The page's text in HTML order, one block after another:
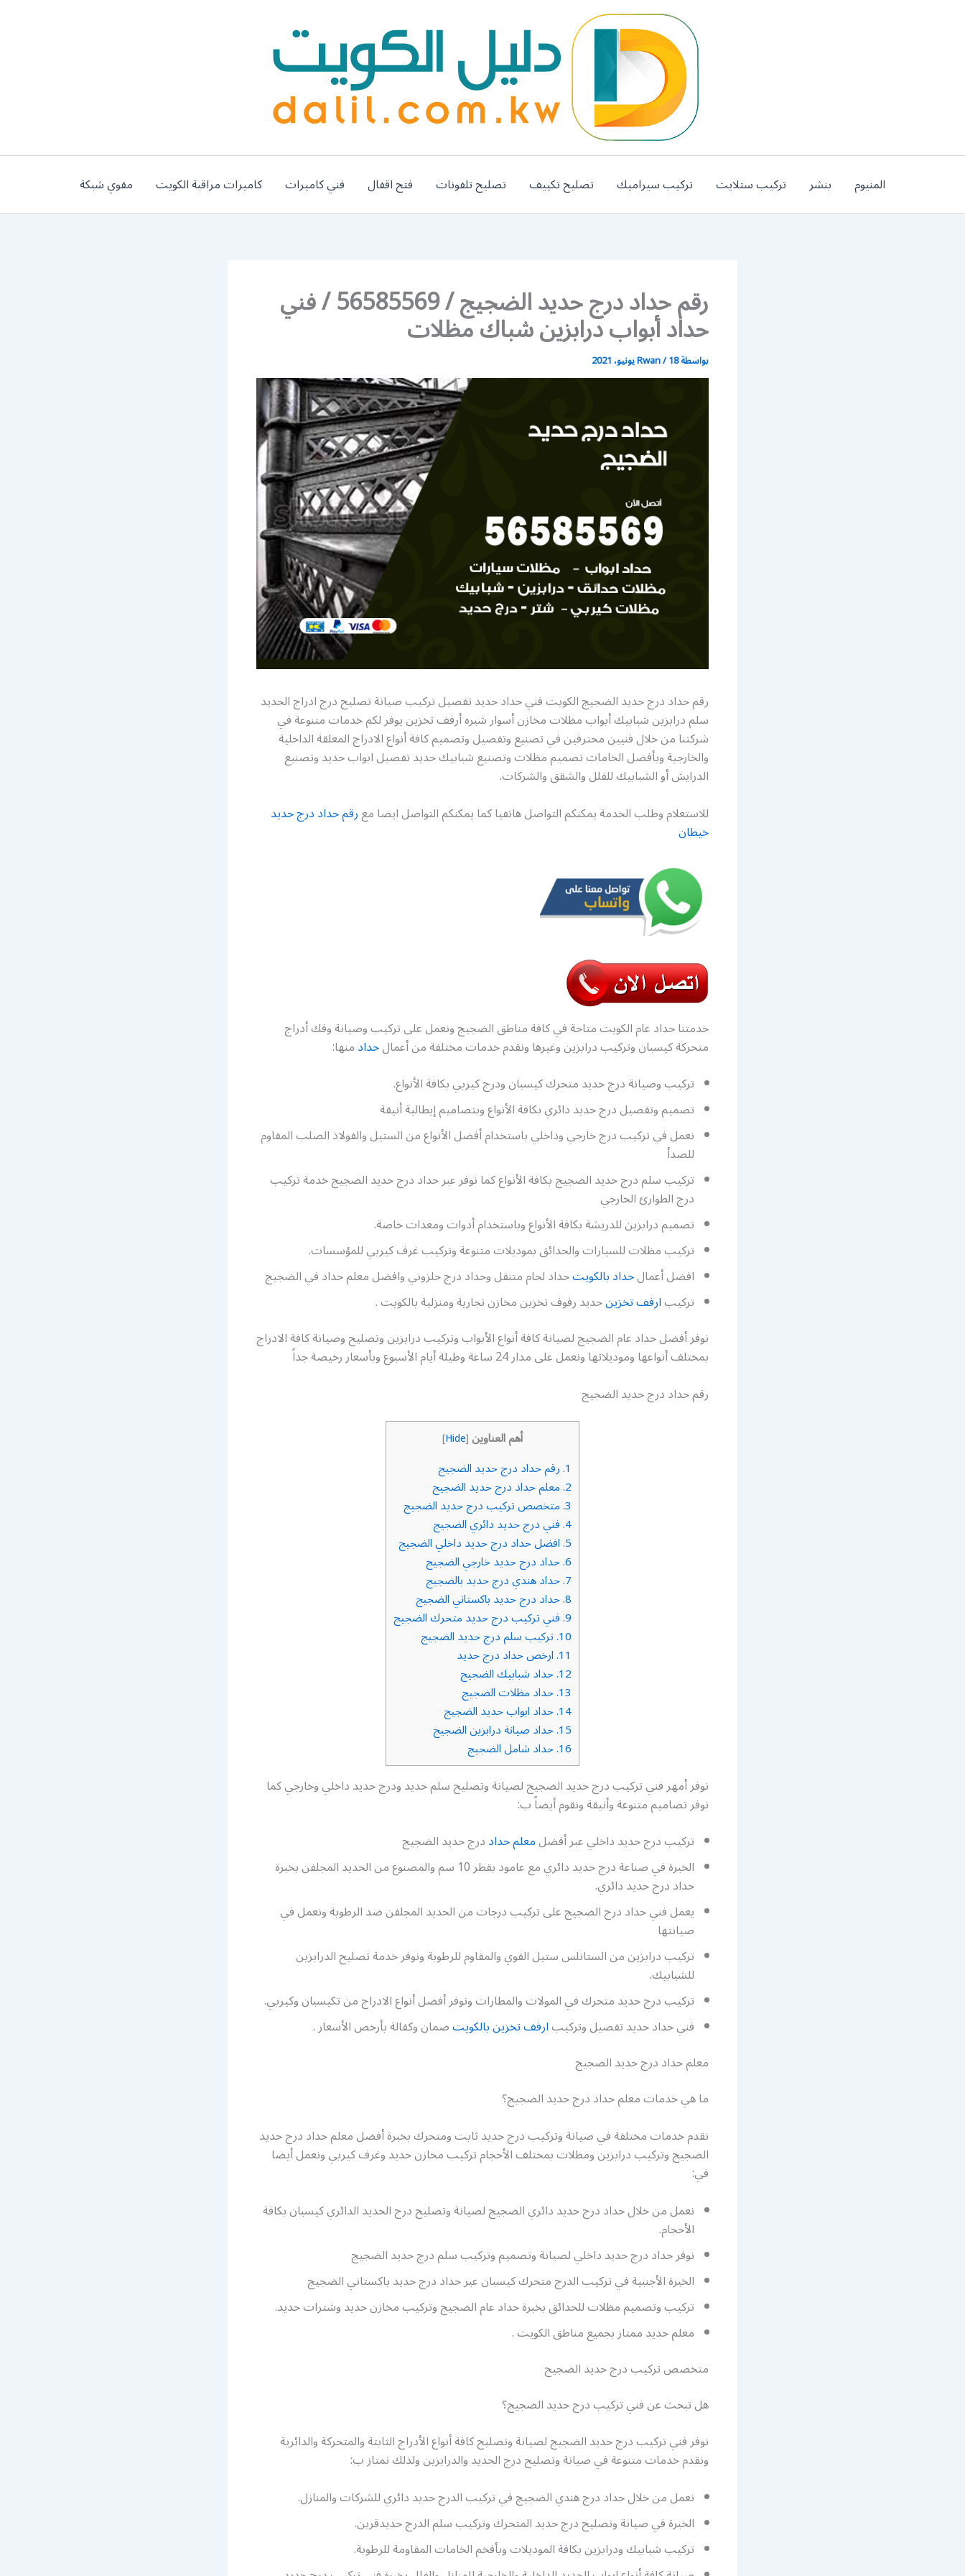
المنيوم بنشر تركيب ستلايت تركيب سيراميك تصليح تكييف تصليح تلفونات فتح اقفال فني كاميرات كاميرات مراقبة الكويت مقوي شبكة
رقم حداد درج حديد الضجيج / 56585569 / فني
حداد أبواب درابزين شباك مظلات
بواسطة Rwan/18 يونيو، 2021
رقم حداد درج حديد الضجيج الكويت فني حداد حديد تفصيل تركيب صيانة تصليح درج ادراج الحديد
سلم درابزين شبابيك أبواب مظلات مخازن أسوار شبره أرفف تخزين يوفر لكم خدمات متنوعة في
شركتنا من خلال فنيين محترفين في تصنيع وتفصيل وتصميم كافة أنواع الادراج المعلقة الداخلية
والخارجية وبأفضل الخامات تصميم مظلات وتصنيع شبابيك حديد تفصيل ابواب حديد وتصنيع
الدرايش أو الشبابيك للفلل والشقق والشركات.
للاستعلام وطلب الخدمة يمكنكم التواصل هاتفيا كما يمكنكم التواصل ايضا معرقم حداد درج حديد
خيطان
خدمتنا حداد عام الكويت متاحة في كافة مناطق الضجيج ونعمل على تركيب وصيانة وفك أدراج
متحركة كيسبان وتركيب درابزين وغيرها ونقدم خدمات مختلفة من أعمالحدادمنها:
تركيب وصيانة درج حديد متحرك كيسبان ودرج كيربي بكافة الأنواع.
تصميم وتفصيل درج حديد دائري بكافة الأنواع وبتصاميم إيطالية أنيقة
نعمل في تركيب درج خارجي وداخلي باستخدام أفضل الأنواع من الستيل والفولاذ الصلب المقاوم
للصدأ
تركيب سلم درج حديد الضجيج بكافة الأنواع كما نوفر عبر حداد درج حديد الضجيج خدمة تركيب
درج الطوارئ الخارجي
تصميم درابزين للدريشة بكافة الأنواع وباستخدام أدوات ومعدات خاصة.
تركيب مظلات للسيارات والحدائق بموديلات متنوعة وتركيب غرف كيربي للمؤسسات.
افضل أعمالحداد بالكويتحداد لحام متنقل وحداد درج حلزوني وافضل معلم حداد في الضجيج
تركيبارفف تخزينحديد رفوف تخزين مخازن تجارية ومنزلية بالكويت .
نوفر أفضل حداد عام الضجيج لصيانة كافة أنواع الأبواب وتركيب درابزين وتصليح وصيانة كافة الادراج
بمختلف أنواعها وموديلاتها ونعمل على مدار 24 ساعة وطيلة أيام الأسبوع وبأسعار رخيصة جداً
رقم حداد درج حديد الضجيج
أهم العناوين [
Hide
]
1. رقم حداد درج حديد الضجيج
2. معلم حداد درج حديد الضجيج
3. متخصص تركيب درج حديد الضجيج
4. فني درج حديد دائري الضجيج
5. افضل حداد درج حديد داخلي الضجيج
6. حداد درج حديد خارجي الضجيج
7. حداد هندي درج حديد بالضجيج
8. حداد درج حديد باكستاني الضجيج
9. فني تركيب درج حديد متحرك الضجيج
10. تركيب سلم درج حديد الضجيج
11. ارخص حداد درج حديد
12. حداد شبابيك الضجيج
13. حداد مظلات الضجيج
14. حداد ابواب حديد الضجيج
15. حداد صيانة درابزين الضجيج
16. حداد شامل الضجيج
نوفر أمهر فني تركيب درج حديد الضجيج لصيانة وتصليح سلم حديد ودرج حديد داخلي وخارجي كما
نوفر تصاميم متنوعة وأنيقة ونقوم أيضاً ب:
تركيب درج حديد داخلي عبر أفضلمعلم حداددرج حديد الضجيج
الخبرة في صناعة درج حديد دائري مع عامود بقطر 10 سم والمصنوع من الحديد المجلفن بخبرة
حداد درج حديد دائري.
يعمل فني حداد درج الضجيج على تركيب درجات من الحديد المجلفن ضد الرطوبة ونعمل في
صيانتها
تركيب درابزين من الستانلس ستيل القوي والمقاوم للرطوبة ونوفر خدمة تصليح الدرابزين
للشبابيك.
تركيب درج حديد متحرك في المولات والمطارات ونوفر أفضل أنواع الادراج من تكيسبان وكيربي.
فني حداد حديد تفصيل وتركيبارفف تخزين بالكويتضمان وكفالة بأرخص الأسعار .
معلم حداد درج حديد الضجيج
ما هي خدمات معلم حداد درج حديد الضجيج؟
نقدم خدمات مختلفة في صيانة وتركيب درج حديد ثابت ومتحرك بخبرة أفضل معلم حداد درج حديد
الضجيج وتركيب درابزين ومظلات بمختلف الأحجام تركيب مخازن حديد وغرف كيربي ونعمل أيضا
في:
نعمل من خلال حداد درج حديد دائري الضجيج لصيانة وتصليح درج الحديد الدائري كيسبان بكافة
الأحجام.
نوفر حداد درج حديد داخلي لصيانة وتصميم وتركيب سلم درج حديد الضجيج
الخبرة الأجنبية في تركيب الدرج متحرك كيسبان عبر حداد درج حديد باكستاني الضجيج
تركيب وتصميم مظلات للحدائق بخبرة حداد عام الضجيج وتركيب مخازن حديد وشترات حديد.
معلم حديد ممتاز بجميع مناطق الكويت .
متخصص تركيب درج حديد الضجيج
هل تبحث عن فني تركيب درج حديد الضجيج؟
نوفر فني تركيب درج حديد الضجيج لصيانة وتصليح كافة أنواع الأدراج الثابتة والمتحركة والدائرية
ونقدم خدمات متنوعة في صيانة وتصليح درج الحديد والدرابزين ولذلك نمتاز ب:
نعمل من خلال حداد درج هندي الضجيج في تركيب الدرج حديد دائري للشركات والمنازل.
الخبرة في صيانة وتصليح درج حديد المتحرك وتركيب سلم الدرج حديدقرين.
تركيب شبابيك ودرابزين بكافة الموديلات وبأفخم الخامات المقاومة للرطوبة.